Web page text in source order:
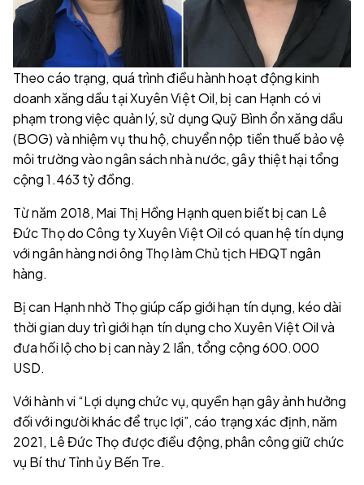
Theo cáo trạng, quá trình điều hành hoạt động kinh
doanh xăng dầu tại Xuyên Việt Oil, bị can Hạnh có vi
phạm trong việc quản lý, sử dụng Quỹ Bình ổn xăng dầu
(BOG) và nhiệm vụ thu hộ, chuyển nộp tiền thuế bảo vệ
môi trường vào ngân sách nhà nước, gây thiệt hại tổng
cộng 1.463 tỷ đồng.
Từ năm 2018, Mai Thị Hồng Hạnh quen biết bị can Lê
Đức Thọ do Công ty Xuyên Việt Oil có quan hệ tín dụng
với ngân hàng nơi ông Thọ làm Chủ tịch HĐQT ngân
hàng.
Bị can Hạnh nhờ Thọ giúp cấp giới hạn tín dụng, kéo dài
thời gian duy trì giới hạn tín dụng cho Xuyên Việt Oil và
đưa hối lộ cho bị can này 2 lần, tổng cộng 600.000
USD.
Với hành vi “Lợi dụng chức vụ, quyền hạn gây ảnh hưởng
đối với người khác để trục lợi”, cáo trạng xác định, năm
2021, Lê Đức Thọ được điều động, phân công giữ chức
vụ Bí thư Tỉnh ủy Bến Tre.